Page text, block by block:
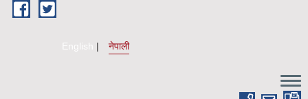
Skip to main content
English नेपाली